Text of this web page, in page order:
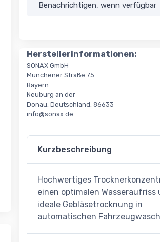
Benachrichtigen, wenn verfügbar
Herstellerinformationen:
SONAX GmbH
Münchener Straße 75
Bayern
Neuburg an der
Donau, Deutschland, 86633
info@sonax.de
Kurzbeschreibung
Hochwertiges
einen optimalen Wasseraufriss
ideale Gebläsetrocknung in
automatischen